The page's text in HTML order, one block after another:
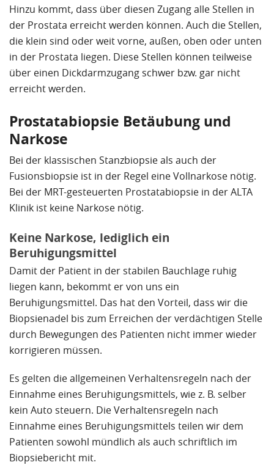
Biopsieverfahren der Alta Klinik kennt. Hier hätte
auch der leitende Arzt in München mich direkt an
die Alta Klinik verweisen sollen. Es geht schließlich
um die beste Behandlung für den Patienten.
Fazit:
Klinik Rechts der Isar in München ist es gelungen,
bei den Biopsien den Tumor zu treffen. Die Alta
Erfolg geleistet. Dafür mein recht herzlicher Dank an
alle Ärzte und Klinikmitarbeiter.
Hinzu kommt, dass über diesen Zugang alle Stellen in
der Prostata erreicht werden können. Auch die Stellen,
die klein sind oder weit vorne, außen, oben oder unten
in der Prostata liegen. Diese Stellen können teilweise
über einen Dickdarmzugang schwer bzw. gar nicht
erreicht werden.
Prostatabiopsie Betäubung und
Narkose
Bei der klassischen Stanzbiopsie als auch der
Fusionsbiopsie ist in der Regel eine Vollnarkose nötig.
Bei der MRT-gesteuerten Prostatabiopsie in der ALTA
Klinik ist keine Narkose nötig.
Keine Narkose, lediglich ein
Beruhigungsmittel
Damit der Patient in der stabilen Bauchlage ruhig
liegen kann, bekommt er von uns ein
Beruhigungsmittel. Das hat den Vorteil, dass wir die
Biopsienadel bis zum Erreichen der verdächtigen Stelle
durch Bewegungen des Patienten nicht immer wieder
korrigieren müssen.
Es gelten die allgemeinen Verhaltensregeln nach der
Einnahme eines Beruhigungsmittels, wie z. B. selber
kein Auto steuern. Die Verhaltensregeln nach
Einnahme eines Beruhigungsmittels teilen wir dem
Patienten sowohl mündlich als auch schriftlich im
Biopsiebericht mit.